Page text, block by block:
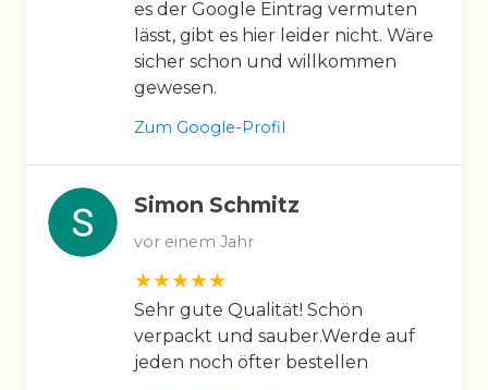
es der Google Eintrag vermuten
lässt, gibt es hier leider nicht. Wäre
sicher schon und willkommen
gewesen.
Zum Google-Profil
Simon Schmitz
vor einem Jahr
Sehr gute Qualität! Schön
verpackt und sauber.Werde auf
jeden noch öfter bestellen